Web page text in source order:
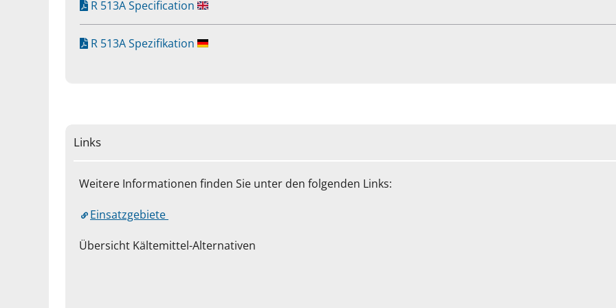
R 513A Specification
R 513A Spezifikation
Links
Weitere Informationen finden Sie unter den folgenden Links:
Einsatzgebiete
Übersicht Kältemittel-Alternativen